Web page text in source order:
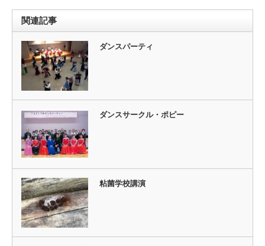
関連記事
ダンスパーティ
ダンスサークル・ポピー
粘菌学校講演